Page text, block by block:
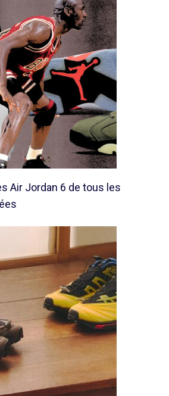
Air Jordan 6 de tous les